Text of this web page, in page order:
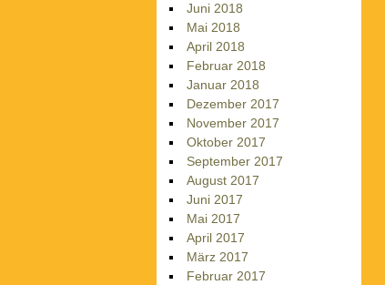
Juni 2018
Mai 2018
April 2018
Februar 2018
Januar 2018
Dezember 2017
November 2017
Oktober 2017
September 2017
August 2017
Juni 2017
Mai 2017
April 2017
März 2017
Februar 2017